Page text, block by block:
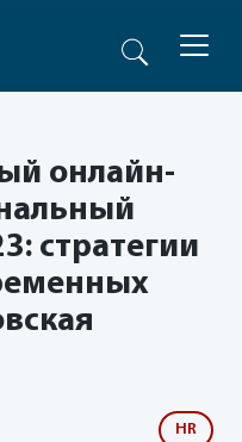
онлайн-
стратегии
HR